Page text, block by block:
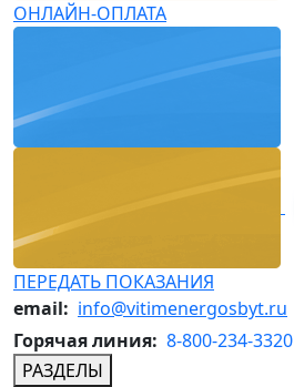
ОНЛАЙН-ОПЛАТА
ПЕРЕДАТЬ ПОКАЗАНИЯ
email: info@vitimenergosbyt.ru
Горячая линия: 8-800-234-3320
РАЗДЕЛЫ